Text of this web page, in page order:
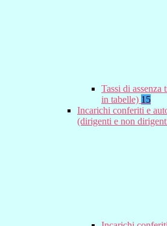
Tassi di assenza
in tabelle) 15
Incarichi conferiti e
(dirigenti e non